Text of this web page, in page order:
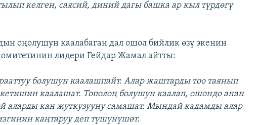
келген, саясий, диний дагы башка ар кыл түрдөгү
оңолушун каалабаган дал ошол бийлик өзү экенин
лидери Гейдар Жамал айтты:
болушун каалашпайт. Алар жаштарды тоо таянып
каалашат. Тополоң болушун каалап, ошондо анан
аларды кан жуткузууну самашат. Мындай кадамды алар
каңтаруу деп түшүнүшөт.